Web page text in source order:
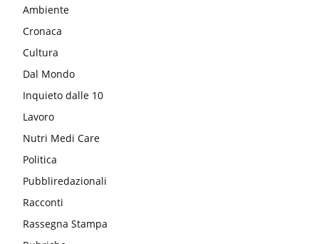
Ambiente
Cronaca
Cultura
Dal Mondo
Inquieto dalle 10
Lavoro
Nutri Medi Care
Politica
Pubbliredazionali
Racconti
Rassegna Stampa